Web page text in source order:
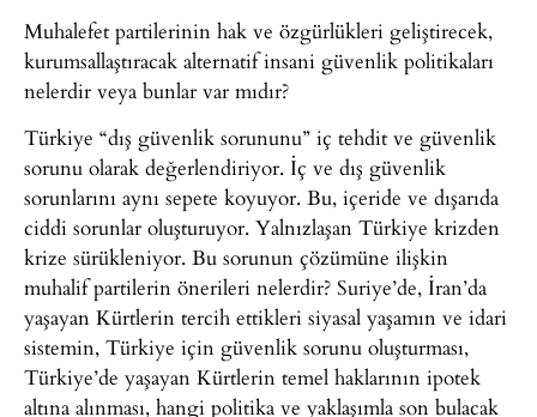
Muhalefet partilerinin hak ve özgürlükleri geliştirecek,
kurumsallaştıracak alternatif insani güvenlik politikaları
nelerdir veya bunlar var mıdır?
Türkiye “dış güvenlik sorununu” iç tehdit ve güvenlik
sorunu olarak değerlendiriyor. İç ve dış güvenlik
sorunlarını aynı sepete koyuyor. Bu, içeride ve dışarıda
ciddi sorunlar oluşturuyor. Yalnızlaşan Türkiye krizden
krize sürükleniyor. Bu sorunun çözümüne ilişkin
muhalif partilerin önerileri nelerdir? Suriye’de, İran’da
yaşayan Kürtlerin tercih ettikleri siyasal yaşamın ve idari
sistemin, Türkiye için güvenlik sorunu oluşturması,
Türkiye’de yaşayan Kürtlerin temel haklarının ipotek
altına alınması, hangi politika ve yaklaşımla son bulacak